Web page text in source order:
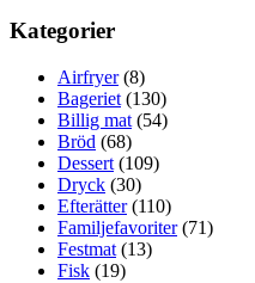
Kategorier
Airfryer(8)
Bageriet (130)
Billig mat (54)
Bröd (68)
Dessert (109)
Dryck (30)
Efterätter(110)
Familjefavoriter(71)
Festmat (13)
Fisk (19)